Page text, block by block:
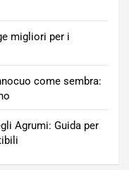
migliori per i
come sembra:
Agrumi: Guida per